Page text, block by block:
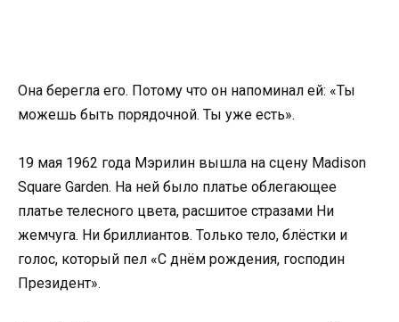
Она берегла его. Потому что он напоминал ей: «Ты
можешь быть порядочной. Ты уже есть».
19 мая 1962 года Мэрилин вышла на сцену Madison
Square Garden. На ней было платье облегающее
платье телесного цвета, расшитое стразами Ни
жемчуга. Ни бриллиантов. Только тело, блёстки и
голос, который пел «С днём рождения, господин
Президент».